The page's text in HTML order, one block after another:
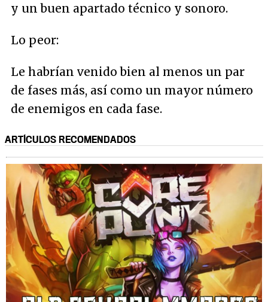
y un buen apartado técnico y sonoro.
Lo peor:
Le habrían venido bien al menos un par
de fases más, así como un mayor número
de enemigos en cada fase.
ARTÍCULOS RECOMENDADOS